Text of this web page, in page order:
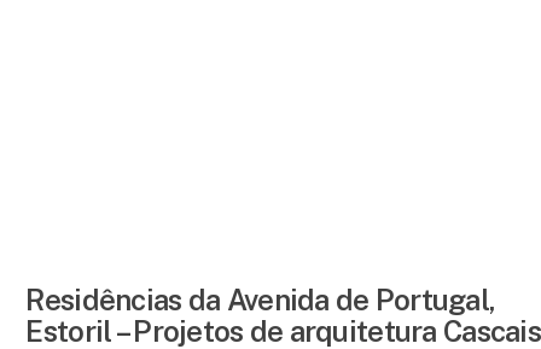
Residências da Avenida de Portugal,
Estoril – Projetos de arquitetura Cascais